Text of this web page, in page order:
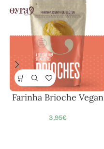
Farinha Brioche Vegan
3,95€